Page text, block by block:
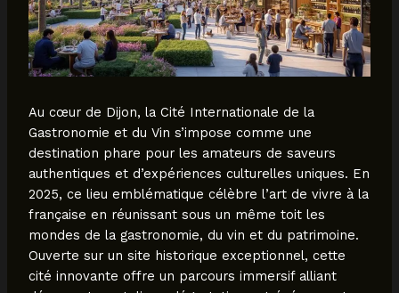
Au cœur de Dijon, la Cité Internationale de la
Gastronomie et du Vin s’impose comme une
destination phare pour les amateurs de saveurs
authentiques et d’expériences culturelles uniques. En
2025, ce lieu emblématique célèbre l’art de vivre à la
française en réunissant sous un même toit les
mondes de la gastronomie, du vin et du patrimoine.
Ouverte sur un site historique exceptionnel, cette
cité innovante offre un parcours immersif alliant